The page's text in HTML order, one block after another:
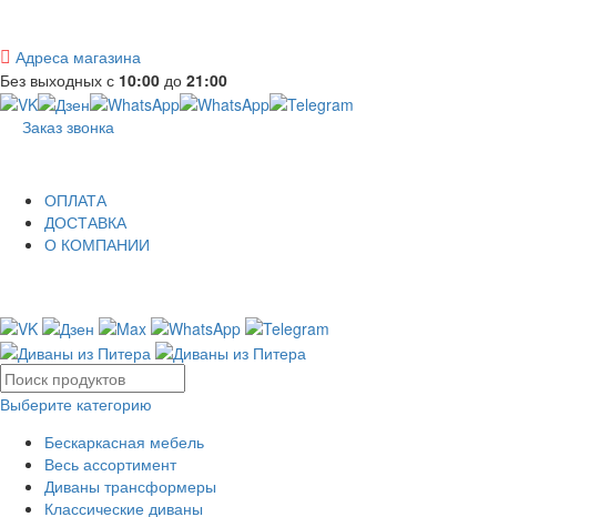
Адреса магазина
Без выходных с 10:00 до 21:00
Заказ звонка
ОПЛАТА
ДОСТАВКА
О КОМПАНИИ
Выберите категорию
Бескаркасная мебель
Весь ассортимент
Диваны трансформеры
Классические диваны